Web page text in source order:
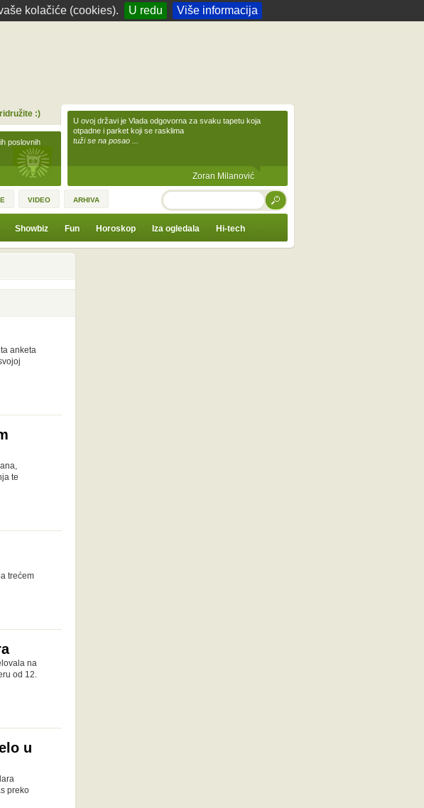
kolačiće (cookies). U redu Više informacija
poslovnih
:)
U ovoj državi je Vlada odgovorna za svaku tapetu koja
otpadne i parket koji se rasklima
tuži se na posao ...
Zoran Milanović
VIDEO ARHIVA TRAŽI
Showbiz Fun Horoskop Iza ogledala Hi-tech
anketa
te
trećem
na
od 12.
u
preko